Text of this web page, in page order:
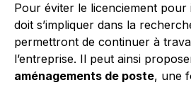
Pour éviter le licenciement pour
doit s’impliquer dans la
permettront de continuer à
l’entreprise. Il peut ainsi
aménagements de poste, une